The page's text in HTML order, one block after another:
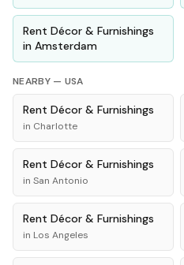
Rent Décor & Furnishings
in Amsterdam
NEARBY — USA
Rent Décor & Furnishings
in Charlotte
Rent Décor & Furnishings
in San Antonio
Rent Décor & Furnishings
in Los Angeles